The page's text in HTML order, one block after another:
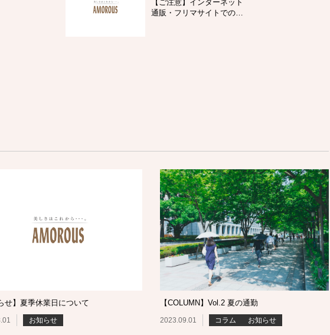
【ご注意】インターネット
通販・フリマサイトでの製
せ】夏季休業日について
お知らせ
【COLUMN】Vol.2 夏の通勤
2023.09.01 コラム お知らせ